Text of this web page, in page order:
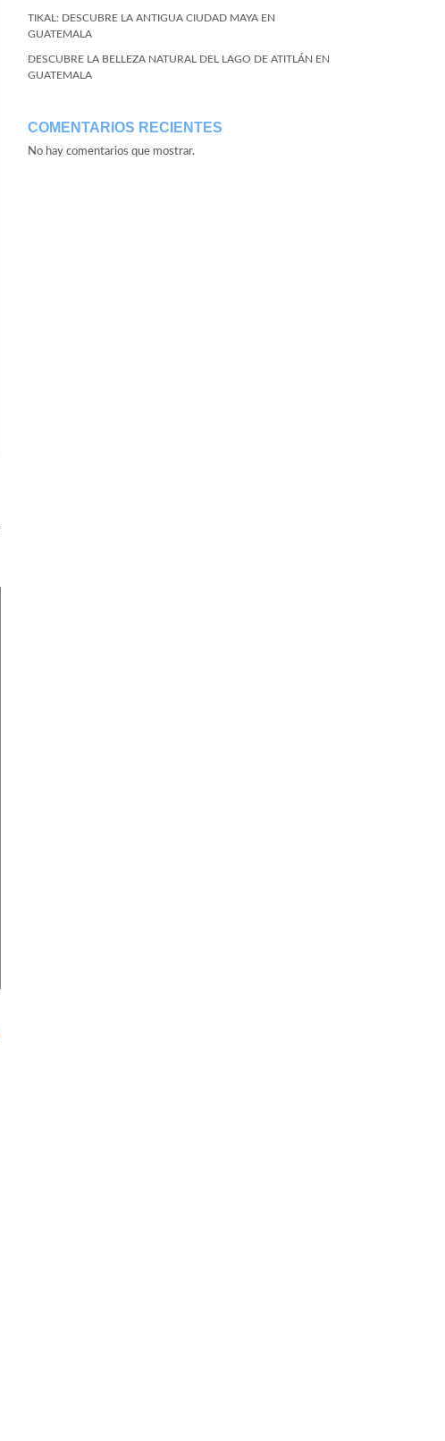
TIKAL: DESCUBRE LA ANTIGUA CIUDAD MAYA EN
GUATEMALA
DESCUBRE LA BELLEZA NATURAL DEL LAGO DE ATITLÁN EN
GUATEMALA
COMENTARIOS RECIENTES
No hay comentarios que mostrar.